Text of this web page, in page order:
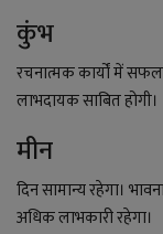
कुंभ
रचनात्मक कार्यों में
लाभदायक साबित होगी।
मीन
दिन सामान्य रहेगा।
अधिक लाभकारी रहेगा।